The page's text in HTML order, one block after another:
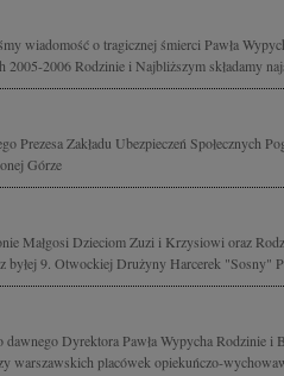
wiadomość o tragicznej śmierci Pawła
2005-2006 Rodzinie i Najbliższym składamy
Prezesa Zakładu Ubezpieczeń Społecznych
Górze
Małgosi Dzieciom Zuzi i Krzysiowi oraz
z byłej 9. Otwockiej Drużyny Harcerek "Sosny"
dawnego Dyrektora Pawła Wypycha Rodzinie i
warszawskich placówek opiekuńczo-